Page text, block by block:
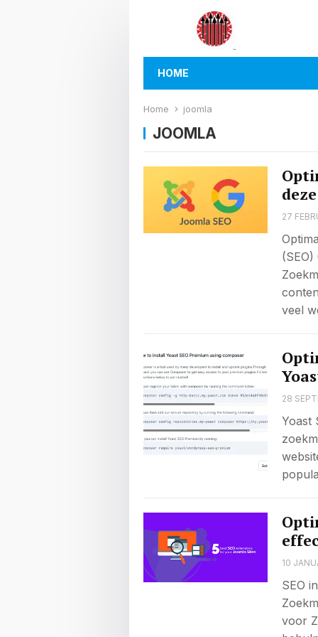
HOME
Home joomla
JOOMLA
27
veel
28
Yoast
10
SEO
voor